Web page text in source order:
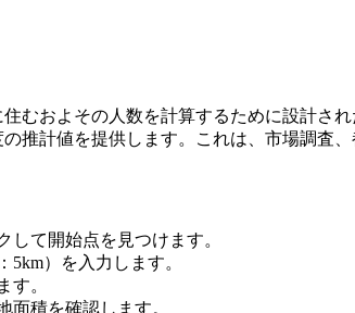
むおよその人数を計算するために設計さ
推計値を提供します。これは、市場調査
て開始点を見つけます。
）を入力します。
す。
面積を確認します。